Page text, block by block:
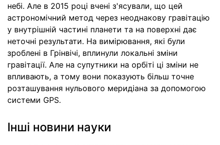
небі. Але в 2015 році вчені з'ясували, що цей
астрономічний метод через неоднакову гравітацію
у внутрішній частині планети та на поверхні дає
неточні результати. На вимірювання, які були
зроблені в Грінвічі, вплинули локальні зміни
гравітації. Але на супутники на орбіті ці зміни не
впливають, а тому вони показують більш точне
розташування нульового меридіана за допомогою
системи GPS.
Інші новини науки